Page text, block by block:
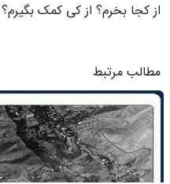
از کجا بخرم؟ از کی کمک بگیرم؟
مطالب مرتبط